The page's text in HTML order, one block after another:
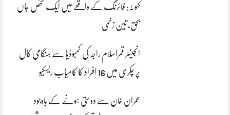
کہوٹہ: فائرنگ کے واقعے میں ایک شخص جاں
بحق، تین زخمی
انجینئر قمراسلام راجہ کی کمبوڈیا سے ہنگامی کال
پر چکری میں 16 افراد کا کامیاب ریسکیو
عمران خان سے دوستی ہونے کے باوجود